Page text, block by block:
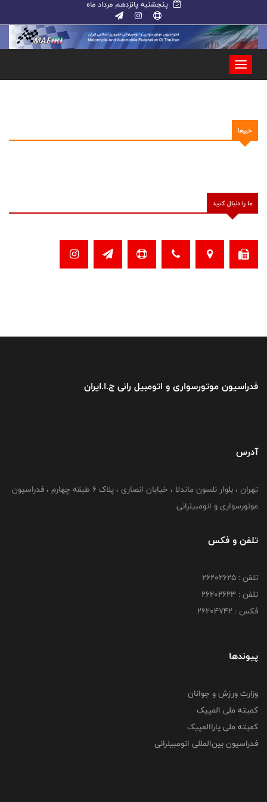
پنجشنبه پانزدهم مرداد ماه
خبرها
ما را دنبال کنید
فدراسیون موتورسواری و اتومبیل رانی ج.ا.ایران
آدرس
تهران ، بلوار نلسون ماندلا ، خیابان انصاری ، پلاک ۶ طبقه چهارم ، فدراسیون
موتورسواری و اتومبیلرانی
تلفن و فکس
تلفن : ۲۶۲۰۲۶۲۵
تلفن : ۲۶۲۰۲۶۲۳
فکس : ۲۶۲۰۴۷۴۲
پیوندها
وزارت ورزش و جوانان
کمیته ملی المپیک
کمیته ملی پاراالمپیک
فدراسیون بین‌المللی اتومبیلرانی